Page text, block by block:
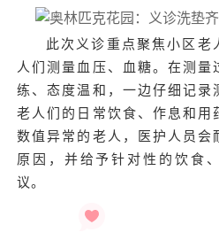
此次义诊重点聚焦小区老
人们测量血压、血糖。在测
练、态度温和，一边仔细记录
老人们的日常饮食、作息和用
数值异常的老人，医护人员会
原因，并给予针对性的饮食
议。